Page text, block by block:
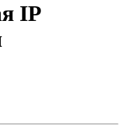
IP